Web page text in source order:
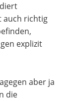
auch richtig
explizit
aber ja
die